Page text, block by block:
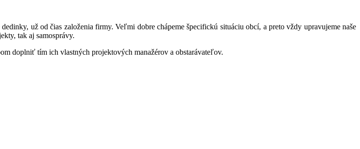
už od čias založenia firmy. Veľmi dobre chápeme špecifickú situáciu obcí, a preto vždy upravujeme naše
tak aj samosprávy.
doplniť tím ich vlastných projektových manažérov a obstarávateľov.